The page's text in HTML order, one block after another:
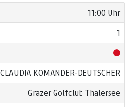
11:00 Uhr
1
CLAUDIA KOMANDER-DEUTSCHER
Grazer Golfclub Thalersee